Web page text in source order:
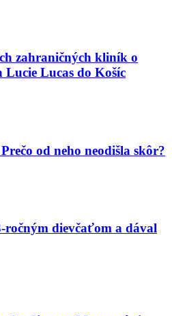
zahraničných kliník o
Lucie Lucas do Košíc
od neho neodišla skôr?
ročným dievčaťom a dával